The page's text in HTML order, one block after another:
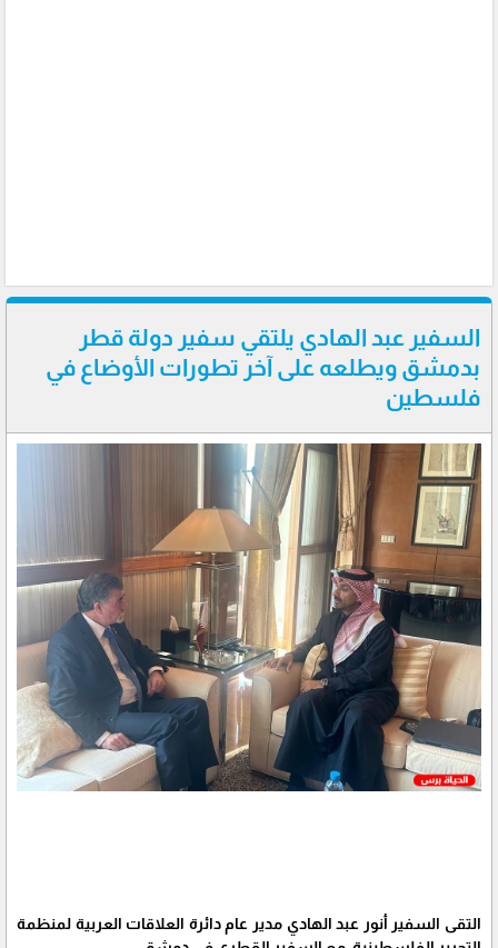
السفير عبد الهادي يلتقي سفير دولة قطر
بدمشق ويطلعه على آخر تطورات الأوضاع في
فلسطين
التقى السفير أنور عبد الهادي مدير عام دائرة العلاقات العربية لمنظمة